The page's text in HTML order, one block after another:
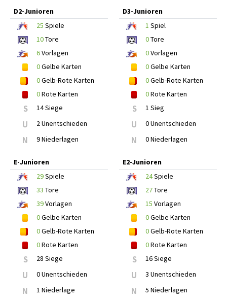
D2-Junioren
25 Spiele
10Tore
6Vorlagen
0Gelbe Karten
0Gelb-Rote Karten
0Rote Karten
S 14 Siege
U 2 Unentschieden
N 9 Niederlagen
D3-Junioren
1 Spiel
0Tore
0Vorlagen
0Gelbe Karten
0Gelb-Rote Karten
0Rote Karten
S 1 Sieg
U 0 Unentschieden
N 0 Niederlagen
E-Junioren
29Spiele
33 Tore
39Vorlagen
0Gelbe Karten
0Gelb-Rote Karten
0Rote Karten
S 28 Siege
U 0 Unentschieden
N 1 Niederlage
E2-Junioren
24Spiele
27Tore
15 Vorlagen
0Gelbe Karten
0Gelb-Rote Karten
0Rote Karten
S 16 Siege
U 3 Unentschieden
N 5 Niederlagen